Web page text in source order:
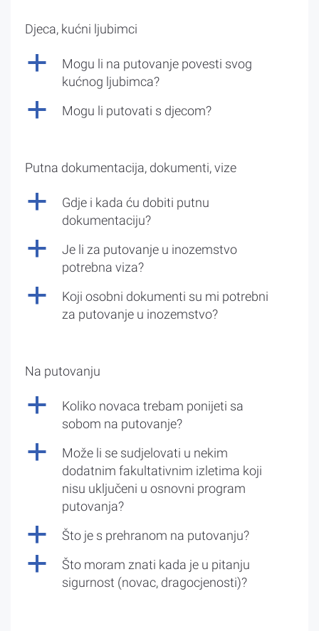
Djeca, kućni ljubimci
a
Mogu li na putovanje povesti svog
kućnog ljubimca?
a Mogu li putovati s djecom?
Putna dokumentacija, dokumenti, vize
a
Gdje i kada ću dobiti putnu
dokumentaciju?
a
Je li za putovanje u inozemstvo
potrebna viza?
a
Koji osobni dokumenti su mi potrebni
za putovanje u inozemstvo?
Na putovanju
a
Koliko novaca trebam ponijeti sa
sobom na putovanje?
a
Može li se sudjelovati u nekim
dodatnim fakultativnim izletima koji
nisu uključeni u osnovni program
putovanja?
a Što je s prehranom na putovanju?
a
Što moram znati kada je u pitanju
sigurnost (novac, dragocjenosti)?